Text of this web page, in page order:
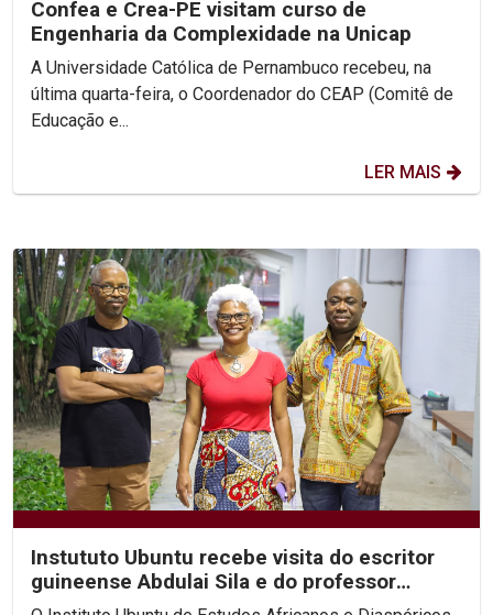
Confea e Crea-PE visitam curso de
Engenharia da Complexidade na Unicap
A Universidade Católica de Pernambuco recebeu, na
última quarta-feira, o Coordenador do CEAP (Comitê de
Educação e...
LER MAIS
Instututo Ubuntu recebe visita do escritor
guineense Abdulai Sila e do professor
Arnaldo Sucuma